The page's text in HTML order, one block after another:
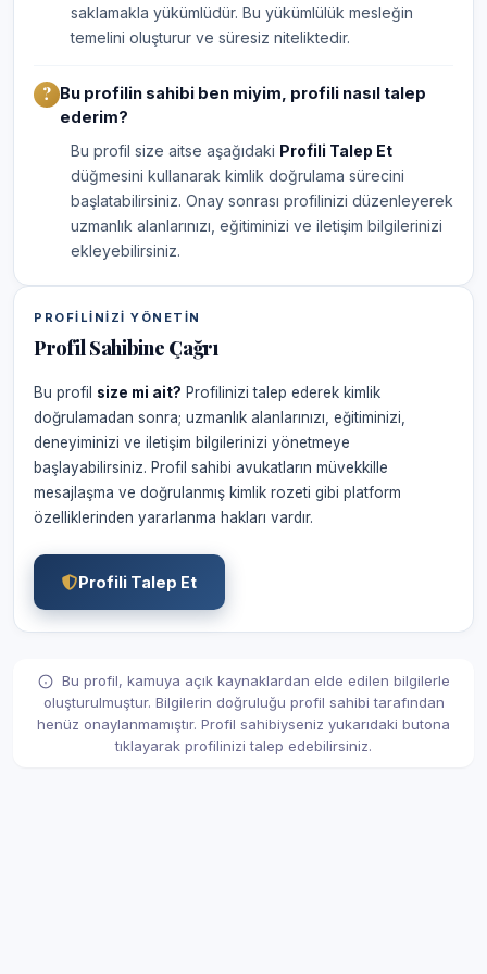
saklamakla yükümlüdür. Bu yükümlülük mesleğin
temelini oluşturur ve süresiz niteliktedir.
Bu profilin sahibi ben miyim, profili nasıl talep
ederim?
Bu profil size aitse aşağıdaki Profili Talep Et
düğmesini kullanarak kimlik doğrulama sürecini
başlatabilirsiniz. Onay sonrası profilinizi düzenleyerek
uzmanlık alanlarınızı, eğitiminizi ve iletişim bilgilerinizi
ekleyebilirsiniz.
PROFILINIZI YÖNETIN
Profil Sahibine Çağrı
Bu profil size mi ait? Profilinizi talep ederek kimlik
doğrulamadan sonra; uzmanlık alanlarınızı, eğitiminizi,
deneyiminizi ve iletişim bilgilerinizi yönetmeye
başlayabilirsiniz. Profil sahibi avukatların müvekkille
mesajlaşma ve doğrulanmış kimlik rozeti gibi platform
özelliklerinden yararlanma hakları vardır.
Profili Talep Et
Bu profil, kamuya açık kaynaklardan elde edilen bilgilerle
oluşturulmuştur. Bilgilerin doğruluğu profil sahibi tarafından
henüz onaylanmamıştır. Profil sahibiyseniz yukarıdaki butona
tıklayarak profilinizi talep edebilirsiniz.